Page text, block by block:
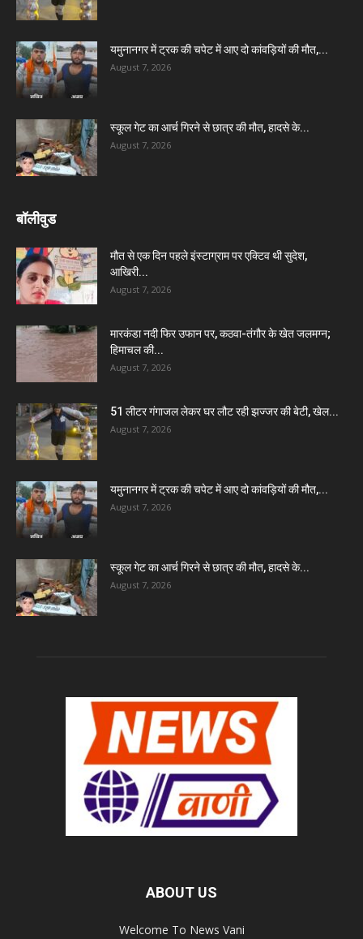
यमुनानगर में ट्रक की चपेट में आए दो कांवड़ियों की मौत,...
August 7, 2026
स्कूल गेट का आर्च गिरने से छात्र की मौत, हादसे के...
August 7, 2026
बॉलीवुड
मौत से एक दिन पहले इंस्टाग्राम पर एक्टिव थी सुदेश,
आखिरी...
August 7, 2026
मारकंडा नदी फिर उफान पर, कठवा-तंगौर के खेत जलमग्न;
हिमाचल की...
August 7, 2026
51 लीटर गंगाजल लेकर घर लौट रही झज्जर की बेटी, खेल...
August 7, 2026
यमुनानगर में ट्रक की चपेट में आए दो कांवड़ियों की मौत,...
August 7, 2026
स्कूल गेट का आर्च गिरने से छात्र की मौत, हादसे के...
August 7, 2026
ABOUT US
Welcome To News Vani